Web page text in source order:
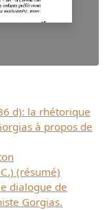
d): la rhétorique
à propos de
(résumé)
dialogue de
Gorgias.